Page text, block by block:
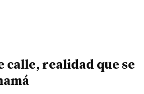
calle, realidad que se